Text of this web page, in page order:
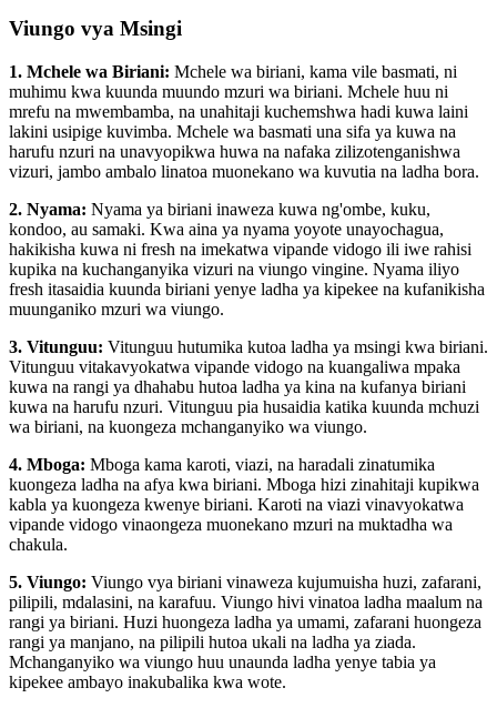
Viungo vya Msingi
1. Mchele wa Biriani: Mchele wa biriani, kama vile basmati, ni
muhimu kwa kuunda muundo mzuri wa biriani. Mchele huu ni
mrefu na mwembamba, na unahitaji kuchemshwa hadi kuwa laini
lakini usipige kuvimba. Mchele wa basmati una sifa ya kuwa na
harufu nzuri na unavyopikwa huwa na nafaka zilizotenganishwa
vizuri, jambo ambalo linatoa muonekano wa kuvutia na ladha bora.
2. Nyama: Nyama ya biriani inaweza kuwa ng'ombe, kuku,
kondoo, au samaki. Kwa aina ya nyama yoyote unayochagua,
hakikisha kuwa ni fresh na imekatwa vipande vidogo ili iwe rahisi
kupika na kuchanganyika vizuri na viungo vingine. Nyama iliyo
fresh itasaidia kuunda biriani yenye ladha ya kipekee na kufanikisha
muunganiko mzuri wa viungo.
3. Vitunguu: Vitunguu hutumika kutoa ladha ya msingi kwa biriani.
Vitunguu vitakavyokatwa vipande vidogo na kuangaliwa mpaka
kuwa na rangi ya dhahabu hutoa ladha ya kina na kufanya biriani
kuwa na harufu nzuri. Vitunguu pia husaidia katika kuunda mchuzi
wa biriani, na kuongeza mchanganyiko wa viungo.
4. Mboga: Mboga kama karoti, viazi, na haradali zinatumika
kuongeza ladha na afya kwa biriani. Mboga hizi zinahitaji kupikwa
kabla ya kuongeza kwenye biriani. Karoti na viazi vinavyokatwa
vipande vidogo vinaongeza muonekano mzuri na muktadha wa
chakula.
5. Viungo: Viungo vya biriani vinaweza kujumuisha huzi, zafarani,
pilipili, mdalasini, na karafuu. Viungo hivi vinatoa ladha maalum na
rangi ya biriani. Huzi huongeza ladha ya umami, zafarani huongeza
rangi ya manjano, na pilipili hutoa ukali na ladha ya ziada.
Mchanganyiko wa viungo huu unaunda ladha yenye tabia ya
kipekee ambayo inakubalika kwa wote.